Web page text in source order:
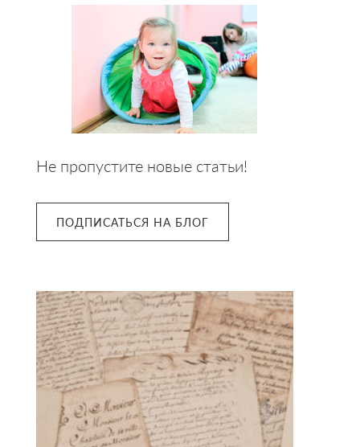
Не пропустите новые статьи!
ПОДПИСАТЬСЯ НА БЛОГ